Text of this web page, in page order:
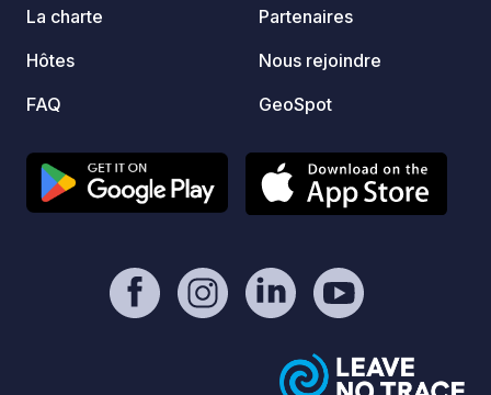
La charte
Hôtes
FAQ
Partenaires
Nous rejoindre
GeoSpot